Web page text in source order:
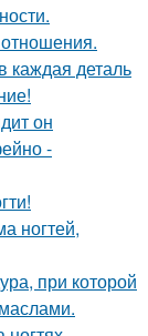
каждая деталь
он
-
ногтей,
при которой